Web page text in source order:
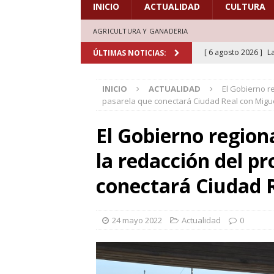
INICIO ACTUALIDAD CULTURA
AGRICULTURA Y GANADERIA
ÚLTIMAS NOTICIAS: [ 6 agosto 2026 ]
[ 6 agosto 2026 ]
[ 5 agosto 2026 ]
aficionados al
DEPORTES
deporte el verano
doblones y
INICIO ACTUALIDAD
El Gobierno
pasarela que conectará Ciudad Real con
El Gobierno
la redacción del
conectará Ciudad
24 mayo 2022 Actualidad 0